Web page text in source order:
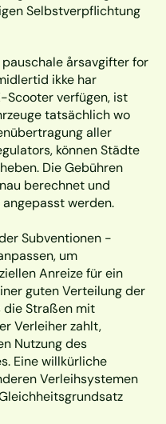
Selbstverpflichtung
årsavgifter for
ikke har
Scooter verfügen, ist
tatsächlich wo
aller
können Städte
Die Gebühren
berechnet und
werden.
Subventionen -
um
Anreize für ein
guten Verteilung der
die Straßen mit
Verleiher zahlt,
Nutzung des
Eine willkürliche
Verleihsystemen